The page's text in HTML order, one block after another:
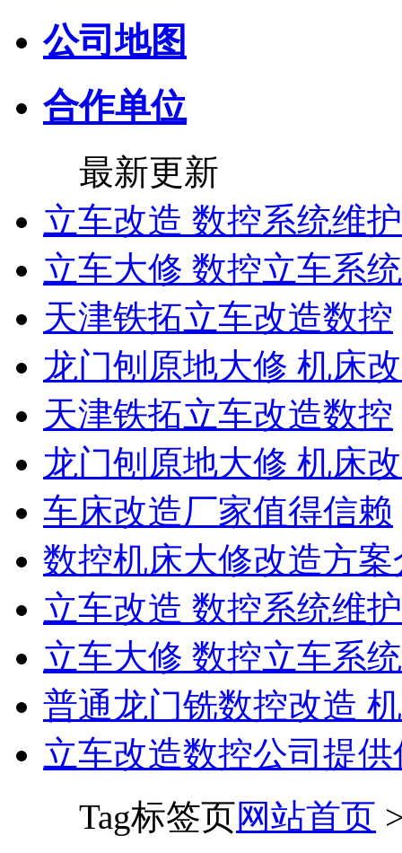
公司地图
合作单位
最新更新
立车改造 数控系统维护
立车大修 数控立车系
天津铁拓立车改造数控
龙门刨原地大修 机床
天津铁拓立车改造数控
龙门刨原地大修 机床
车床改造厂家值得信赖
数控机床大修改造方案
立车改造 数控系统维护
立车大修 数控立车系
普通龙门铣数控改造
立车改造数控公司提供
Tag标签页网站首页